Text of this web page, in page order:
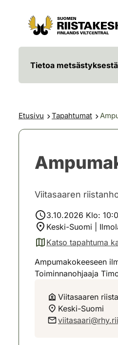
Siirry sisältöön
Siirry sivustokarttaan
Tietoa metsästyksestä
Etusivu Tapahtumat
Viitasaaren
3.10.2026 Klo:
Keski-Suomi |
Katso tapahtuma
(avautuu uuteen
Ampumakokeeseen
Toiminnanohjaaja
Viitasaaren
Keski-Suomi